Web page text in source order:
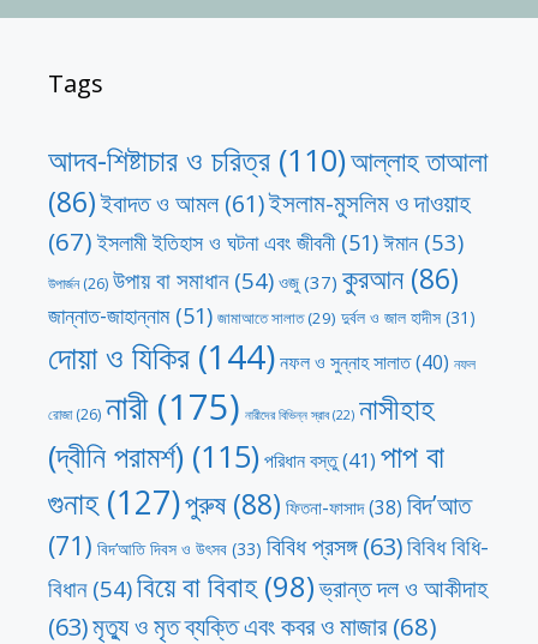
Tags
আদব-শিষ্টাচার ও চরিত্র (110)আল্লাহ তাআলা
(86)ইবাদত ও আমল(61)ইসলাম-মুসলিম ও দাওয়াহ
(67) ইসলামী ইতিহাস ও ঘটনা এবং জীবনী(51)ঈমান (53)
উপার্জন(26) উপায় বা সমাধান(54) ওজু (37) কুরআন(86)
জান্নাত-জাহান্নাম(51) জামাআতে সালাত(29) দুর্বল ও জাল হাদীস (31)
দোয়া ও যিকির (144)নফল ও সুন্নাহ সালাত(40) নফল
রোজা(26) নারী(175) নারীদের বিভিন্ন স্রাব(22) নাসীহাহ
(দ্বীনি পরামর্শ) (115)পরিধান বস্তু(41) পাপ বা
গুনাহ(127)পুরুষ(88) ফিতনা-ফাসাদ(38) বিদ’আত
(71) বিদ’আতি দিবস ও উৎসব (33) বিবিধ প্রসঙ্গ(63)বিবিধ বিধি-
বিধান(54)বিয়ে বা বিবাহ (98)ভ্রান্ত দল ও আকীদাহ
(63)মৃত্যু ও মৃত ব্যক্তি এবং কবর ও মাজার(68)